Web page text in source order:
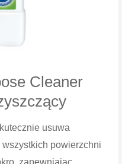
Cleaner
usuwa
wszystkich powierzchni